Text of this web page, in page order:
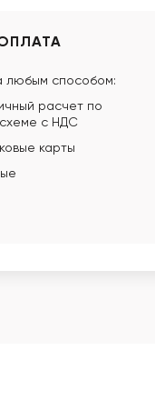
любым способом:
расчет по
с НДС
карты